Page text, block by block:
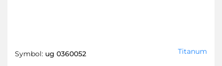
Symbol: ug 0360052 Titanum